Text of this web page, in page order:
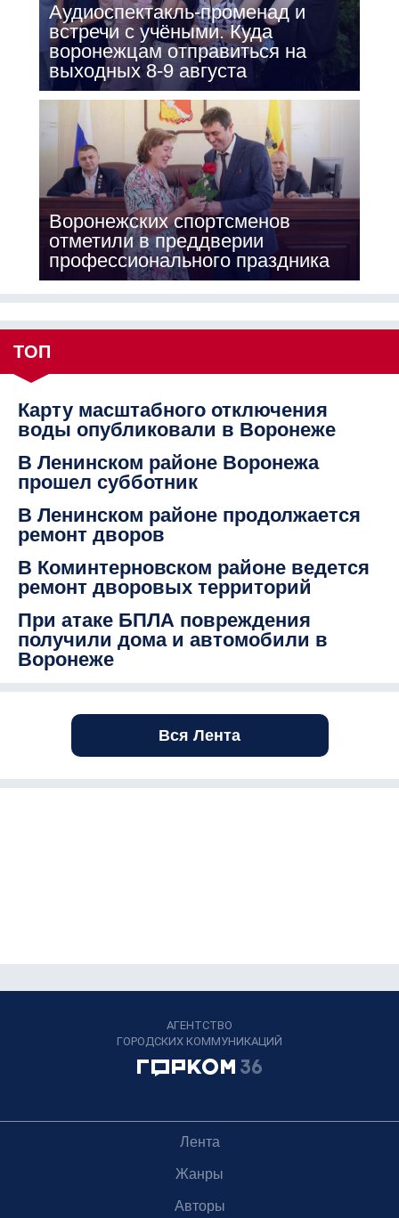
Аудиоспектакль-променад и
встречи с учёными. Куда
воронежцам отправиться на
выходных 8-9 августа
Воронежских спортсменов
отметили в преддверии
профессионального праздника
ТОП
Карту масштабного отключения
воды опубликовали в Воронеже
В Ленинском районе Воронежа
прошел субботник
В Ленинском районе продолжается
ремонт дворов
В Коминтерновском районе ведется
ремонт дворовых территорий
При атаке БПЛА повреждения
получили дома и автомобили в
Воронеже
Вся Лента
АГЕНТСТВО
ГОРОДСКИХ КОММУНИКАЦИЙ
Лента
Жанры
Авторы